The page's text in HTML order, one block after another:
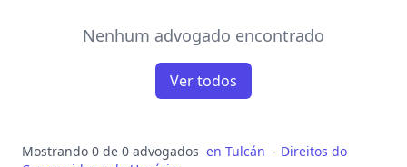
Nenhum advogado encontrado
Ver todos
Mostrando 0 de 0 advogados en Tulcán - Direitos do